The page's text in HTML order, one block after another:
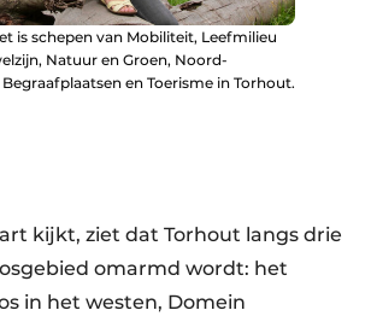
is schepen van Mobiliteit, Leefmilieu
Natuur en Groen, Noord-
en Toerisme in Torhout.
kijkt, ziet dat Torhout langs drie
omarmd wordt: het
in het westen, Domein